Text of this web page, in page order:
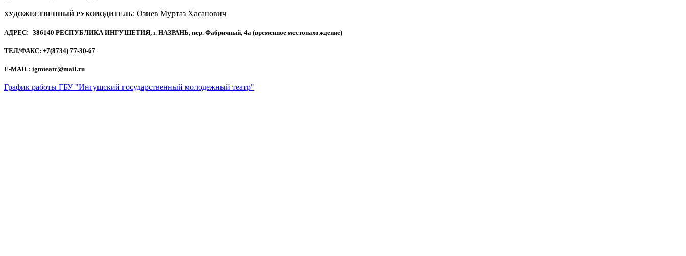
ХУДОЖЕСТВЕННЫЙ РУКОВОДИТЕЛЬ: Озиев Муртаз Хасанович
АДРЕС: 386140 РЕСПУБЛИКА ИНГУШЕТИЯ, г. НАЗРАНЬ, пер. Фабричный, 4а (временное местонахождение)
ТЕЛ/ФАКС: +7(8734) 77-30-67
E-MAIL: igmteatr@mail.ru
График работы ГБУ "Ингушский государственный молодежный театр"